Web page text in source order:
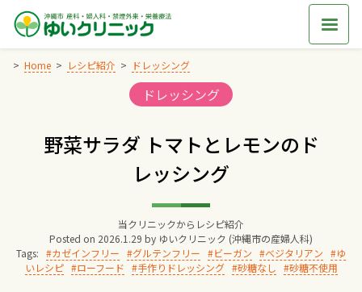
Skip
content
Home レシピ紹介 ドレッシング
Categories:
ドレッシング
野菜サラダ トマトとレモンのド
レッシング
当クリニックからレシピ紹介
Posted on 2026.1.29 by ゆいクリニック (沖縄市の産婦人科)
Tags:
カゼインフリー グルテンフリー ビーガン ベジタリアン
ゆ
いレシピ
ローフード 手作りドレッシング 砂糖なし 砂糖不使用
交通アクセス
院長からのごあいさつ
ゆいクリニックの経営理念